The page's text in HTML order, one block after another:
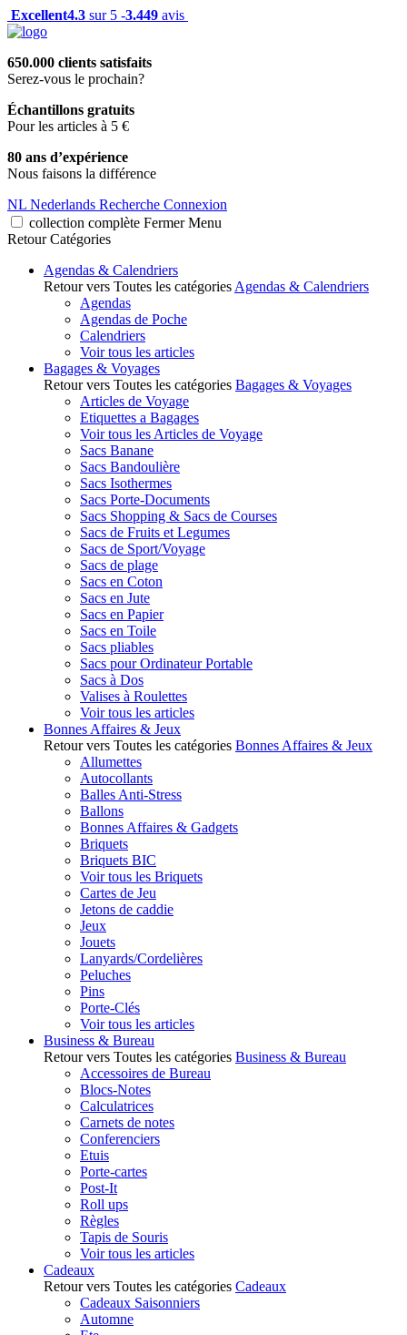
Excellent4.3 sur 5 -3.449 avis
650.000 clients satisfaits
Serez-vous le prochain?
Échantillons gratuits
Pour les articles à 5 €
80 ans d’expérience
Nous faisons la différence
NL Nederlands Recherche Connexion
collection complète Fermer Menu
Retour Catégories
Agendas & Calendriers
Retour vers Toutes les catégories Agendas & Calendriers
Agendas
Agendas de Poche
Calendriers
Voir tous les articles
Bagages & Voyages
Retour vers Toutes les catégories Bagages & Voyages
Articles de Voyage
Etiquettes a Bagages
Voir tous les Articles de Voyage
Sacs Banane
Sacs Bandoulière
Sacs Isothermes
Sacs Porte-Documents
Sacs Shopping & Sacs de Courses
Sacs de Fruits et Legumes
Sacs de Sport/Voyage
Sacs de plage
Sacs en Coton
Sacs en Jute
Sacs en Papier
Sacs en Toile
Sacs pliables
Sacs pour Ordinateur Portable
Sacs à Dos
Valises à Roulettes
Voir tous les articles
Bonnes Affaires & Jeux
Retour vers Toutes les catégories Bonnes Affaires & Jeux
Allumettes
Autocollants
Balles Anti-Stress
Ballons
Bonnes Affaires & Gadgets
Briquets
Briquets BIC
Voir tous les Briquets
Cartes de Jeu
Jetons de caddie
Jeux
Jouets
Lanyards/Cordelières
Peluches
Pins
Porte-Clés
Voir tous les articles
Business & Bureau
Retour vers Toutes les catégories Business & Bureau
Accessoires de Bureau
Blocs-Notes
Calculatrices
Carnets de notes
Conferenciers
Etuis
Porte-cartes
Post-It
Roll ups
Règles
Tapis de Souris
Voir tous les articles
Cadeaux
Retour vers Toutes les catégories Cadeaux
Cadeaux Saisonniers
Automne